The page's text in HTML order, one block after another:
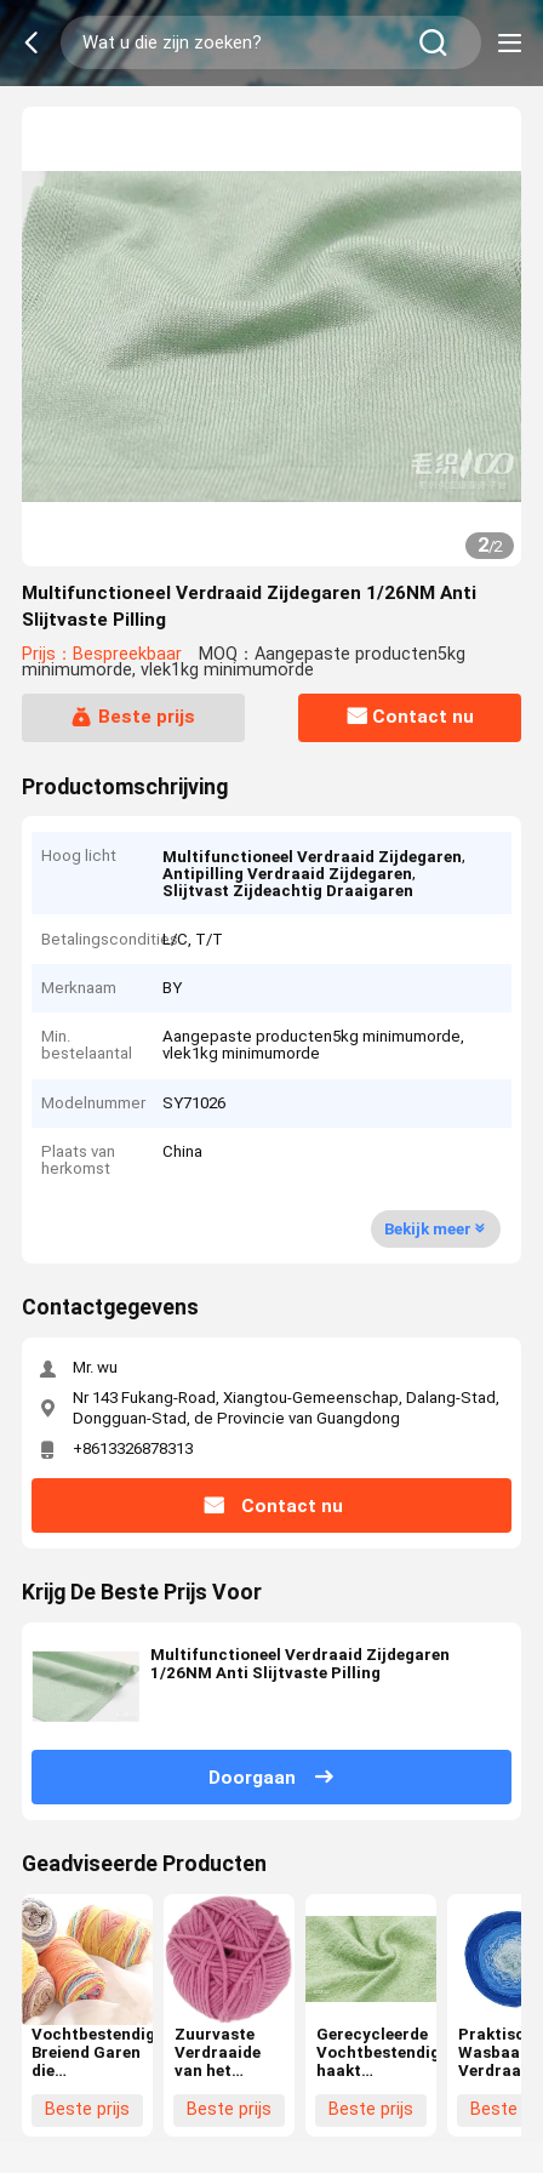
2/2
Multifunctioneel Verdraaid Zijdegaren 1/26NM Anti
Slijtvaste Pilling
Prijs：Bespreekbaar MOQ：Aangepaste producten5kg
minimumorde, vlek1kg minimumorde
Beste prijs Contact nu
Productomschrijving
Hoog licht Multifunctioneel Verdraaid Zijdegaren,
Antipilling Verdraaid Zijdegaren,
Slijtvast Zijdeachtig Draaigaren
BetalingsconditiesL/C, T/T
Merknaam BY
Min.
bestelaantal
Aangepaste producten5kg minimumorde,
vlek1kg minimumorde
Modelnummer SY71026
Plaats van
herkomst
China
Bekijk meer
Contactgegevens
Mr. wu
Nr 143 Fukang-Road, Xiangtou-Gemeenschap, Dalang-Stad,
Dongguan-Stad, de Provincie van Guangdong
+8613326878313
Contact nu
Krijg De Beste Prijs Voor
Multifunctioneel Verdraaid Zijdegaren
1/26NM Anti Slijtvaste Pilling
Doorgaan
Geadviseerde Producten
Vochtbestendig
Breiend Garen
die
verdraaien
Beste prijs
Zuurvaste
Verdraaide
van het
Antistatische
Beste prijs
Gerecycleerde
Vochtbestendig
haakt
hetBeste prijs
Praktisch
Wasbaar
Verdraaid
Beste